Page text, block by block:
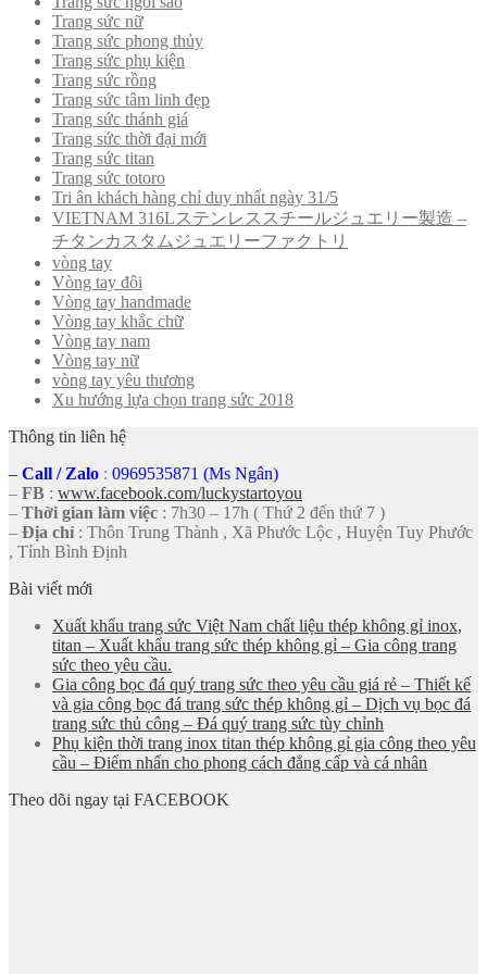
Trang sức nữ
Trang sức phong thủy
Trang sức phụ kiện
Trang sức rồng
Trang sức tâm linh đẹp
Trang sức thánh giá
Trang sức thời đại mới
Trang sức titan
Trang sức totoro
Tri ân khách hàng chỉ duy nhất ngày 31/5
VIETNAM 316Lステンレススチールジュエリー製造 –
チタンカスタムジュエリーファクトリ
vòng tay
Vòng tay đôi
Vòng tay handmade
Vòng tay khắc chữ
Vòng tay nam
Vòng tay nữ
vòng tay yêu thương
Xu hướng lựa chọn trang sức 2018
Thông tin liên hệ
– Call / Zalo : 0969535871 (Ms Ngân)
– FB : www.facebook.com/luckystartoyou
– Thời gian làm việc : 7h30 – 17h ( Thứ 2 đến thứ 7 )
– Địa chỉ : Thôn Trung Thành , Xã Phước Lộc , Huyện Tuy Phước
, Tỉnh Bình Định
Bài viết mới
Xuất khẩu trang sức Việt Nam chất liệu thép không gỉ inox,
titan – Xuất khẩu trang sức thép không gỉ – Gia công trang
sức theo yêu cầu.
Gia công bọc đá quý trang sức theo yêu cầu giá rẻ – Thiết kế
và gia công bọc đá trang sức thép không gỉ – Dịch vụ bọc đá
trang sức thủ công – Đá quý trang sức tùy chỉnh
Phụ kiện thời trang inox titan thép không gỉ gia công theo yêu
cầu – Điểm nhấn cho phong cách đẳng cấp và cá nhân
Theo dõi ngay tại FACEBOOK